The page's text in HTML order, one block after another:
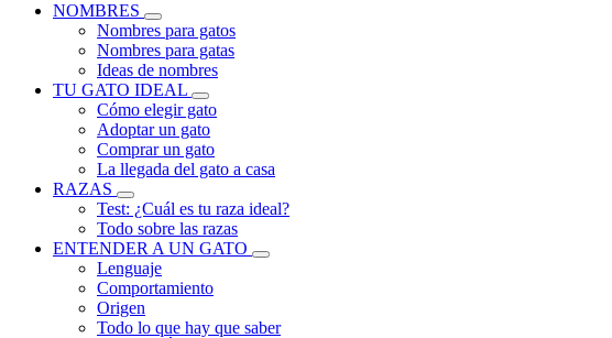
NOMBRES
Nombres para gatos
Nombres para gatas
Ideas de nombres
TU GATO IDEAL
Cómo elegir gato
Adoptar un gato
Comprar un gato
La llegada del gato a casa
RAZAS
Test: ¿Cuál es tu raza ideal?
Todo sobre las razas
ENTENDER A UN GATO
Lenguaje
Comportamiento
Origen
Todo lo que hay que saber